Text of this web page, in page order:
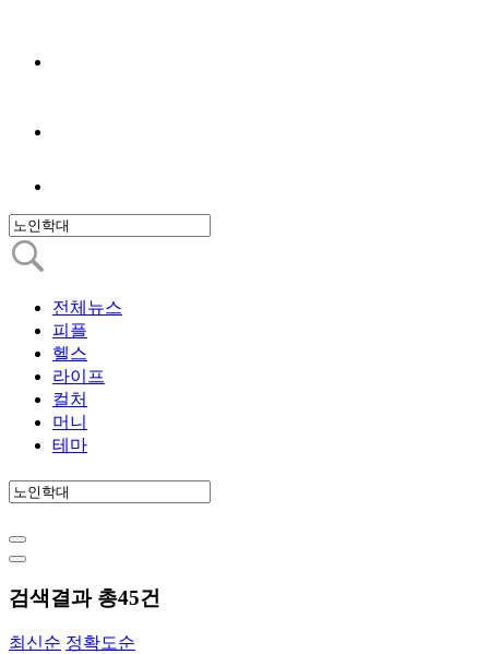
전체뉴스
피플
헬스
라이프
컬처
머니
테마
검색결과 총45건
최신순 정확도순